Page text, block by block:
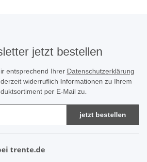
jetzt bestellen
entsprechend Ihrer Datenschutzerklärung
widerruflich Informationen zu Ihrem
per E-Mail zu.
jetzt bestellen
trente.de